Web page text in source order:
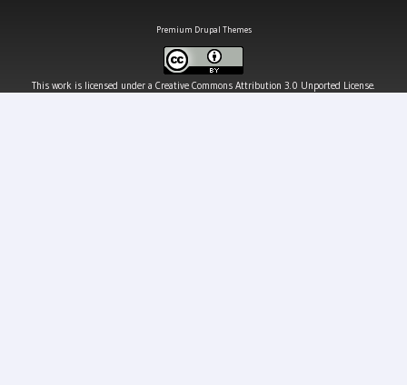
Premium Drupal Themes
This work is licensed under a Creative Commons Attribution 3.0 Unported License.